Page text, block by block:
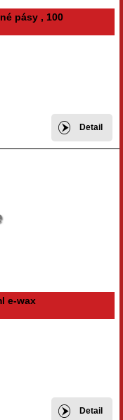
pásy , 100
Detail
e-wax
Detail